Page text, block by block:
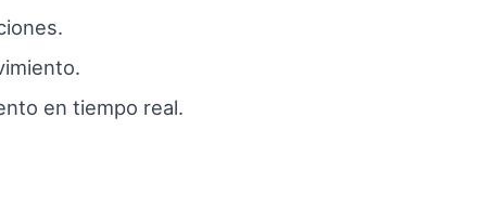
en tiempo real.